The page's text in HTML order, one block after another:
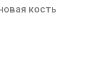
кость